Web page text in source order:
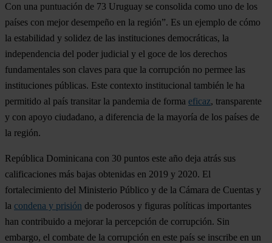
Con una puntuación de 73 Uruguay se consolida como uno de los
países con mejor desempeño en la región”. Es un ejemplo de cómo
la estabilidad y solidez de las instituciones democráticas, la
independencia del poder judicial y el goce de los derechos
fundamentales son claves para que la corrupción no permee las
instituciones públicas. Este contexto institucional también le ha
permitido al país transitar la pandemia de forma eficaz, transparente
y con apoyo ciudadano, a diferencia de la mayoría de los países de
la región.
República Dominicana con 30 puntos este año deja atrás sus
calificaciones más bajas obtenidas en 2019 y 2020. El
fortalecimiento del Ministerio Público y de la Cámara de Cuentas y
la condena y prisión de poderosos y figuras políticas importantes
han contribuido a mejorar la percepción de corrupción. Sin
embargo, el combate de la corrupción en este país se inscribe en un